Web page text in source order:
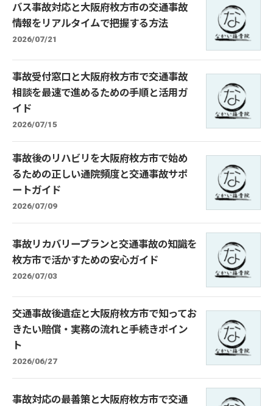
バス事故対応と大阪府枚方市の交通事故
情報をリアルタイムで把握する方法
2026/07/21
事故受付窓口と大阪府枚方市で交通事故
相談を最速で進めるための手順と活用ガ
イド
2026/07/15
事故後のリハビリを大阪府枚方市で始め
るための正しい通院頻度と交通事故サポ
ートガイド
2026/07/09
事故リカバリープランと交通事故の知識を
枚方市で活かすための安心ガイド
2026/07/03
交通事故後遺症と大阪府枚方市で知ってお
きたい賠償・実務の流れと手続きポイン
ト
2026/06/27
事故対応の最善策と大阪府枚方市で交通